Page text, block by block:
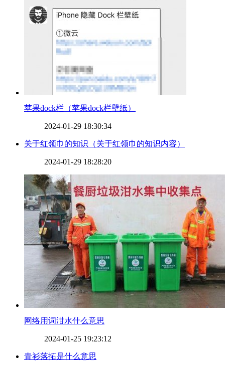
​苹果dock栏（苹果dock栏壁纸）
2024-01-29 18:30:34
​关于红领巾的知识（关于红领巾的知识内容）
2024-01-29 18:28:20
​网络用词泔水什么意思
2024-01-25 19:23:12
​青衫落拓是什么意思